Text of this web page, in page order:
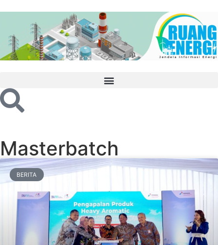
Masterbatch
BERITA